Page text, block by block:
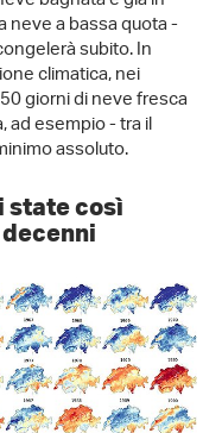
neve a bassa quota -
subito. In
climatica, nei
giorni di neve fresca
ad esempio - tra il
assoluto.
state così